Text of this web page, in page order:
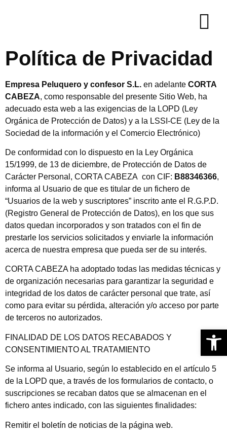
Política de Privacidad
Empresa Peluquero y confesor S.L. en adelante CORTA
CABEZA, como responsable del presente Sitio Web, ha
adecuado esta web a las exigencias de la LOPD (Ley
Orgánica de Protección de Datos) y a la LSSI-CE (Ley de la
Sociedad de la información y el Comercio Electrónico)
De conformidad con lo dispuesto en la Ley Orgánica
15/1999, de 13 de diciembre, de Protección de Datos de
Carácter Personal, CORTA CABEZA con CIF: B88346366,
informa al Usuario de que es titular de un fichero de
“Usuarios de la web y suscriptores” inscrito ante el R.G.P.D.
(Registro General de Protección de Datos), en los que sus
datos quedan incorporados y son tratados con el fin de
prestarle los servicios solicitados y enviarle la información
acerca de nuestra empresa que pueda ser de su interés.
CORTA CABEZA ha adoptado todas las medidas técnicas y
de organización necesarias para garantizar la seguridad e
integridad de los datos de carácter personal que trate, así
como para evitar su pérdida, alteración y/o acceso por parte
de terceros no autorizados.
FINALIDAD DE LOS DATOS RECABADOS Y
CONSENTIMIENTO AL TRATAMIENTO
Se informa al Usuario, según lo establecido en el artículo 5
de la LOPD que, a través de los formularios de contacto, o
suscripciones se recaban datos que se almacenan en el
fichero antes indicado, con las siguientes finalidades:
Remitir el boletín de noticias de la página web.
Abrir